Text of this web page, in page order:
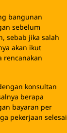
bangunan
sebelum
sebab jika salah
akan ikut
rencanakan
konsultan
berapa
bayaran per
pekerjaan selesai